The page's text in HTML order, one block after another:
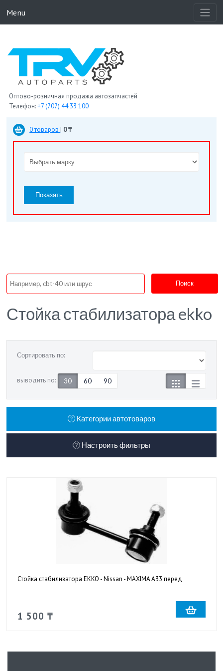
Menu
Оптово-розничная продажа автозапчастей
Телефон:+7 (707) 44 33 100
0 товаров | 0 ₸
Показать
Поиск
Стойка стабилизатора ekko
Сортировать по:
выводить по: 30 60 90
Категории автотоваров
Настроить фильтры
Стойка стабилизатора EKKO - Nissan - MAXIMA A33 перед
1 500 ₸